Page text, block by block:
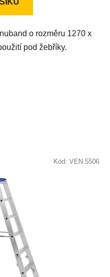
o rozměru 1270 x
pod žebříky.
Kód: VEN.5506